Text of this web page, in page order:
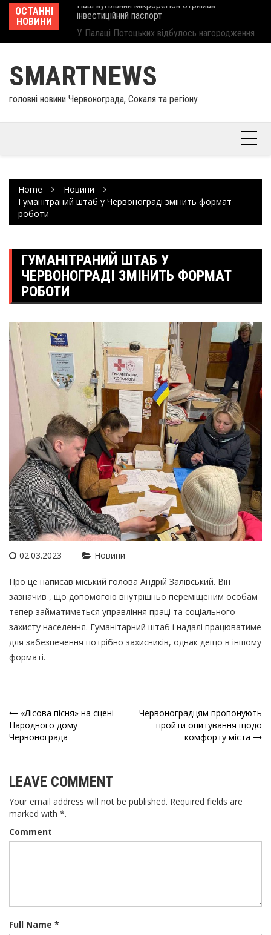
Skip
content
ОСТАННІ
НОВИНИ
У Палаці Потоцьких відбулось нагородження
працівників культури та майстрів народного
мистецтва Шептицького району
SMARTNEWS
головні новини Червонограда, Сокаля та регіону
Home
Новини
Гуманітраний штаб у Червонограді змінить формат
роботи
ГУМАНІТРАНИЙ ШТАБ У
ЧЕРВОНОГРАДІ ЗМІНИТЬ ФОРМАТ
РОБОТИ
02.03.2023 Новини
Про це написав міський голова Андрій Залівський. Він
зазначив , що допомогою внутрішньо переміщеним особам
тепер займатиметься управління праці та соціального
захисту населення. Гуманітарний штаб і надалі працюватиме
для забезпечення потрібно захисників, однак дещо в іншому
форматі.
Навігація
записів
«Лісова пісня» на сцені
Народного дому
Червонограда
Червоноградцям пропонують
пройти опитування щодо
комфорту міста
LEAVE COMMENT
Your email address will not be published. Required fields are
marked with *.
Comment
Full Name *